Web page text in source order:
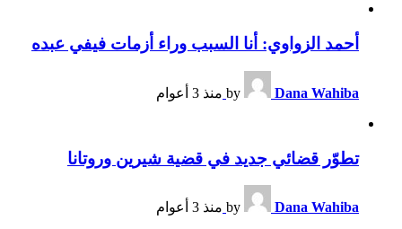
أحمد الزواوي: أنا السبب وراء أزمات فيفي عبده
by Dana Wahiba منذ 3 أعوام
تطوّر قضائي جديد في قضية شيرين وروتانا
by Dana Wahiba منذ 3 أعوام